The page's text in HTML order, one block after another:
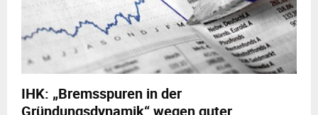
IHK: „Bremsspuren in der